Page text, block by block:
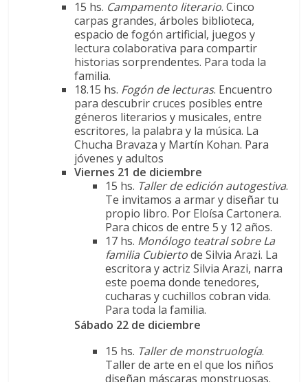
15 hs. Campamento literario. Cinco
carpas grandes, árboles biblioteca,
espacio de fogón artificial, juegos y
lectura colaborativa para compartir
historias sorprendentes. Para toda la
familia.
18.15 hs. Fogón de lecturas. Encuentro
para descubrir cruces posibles entre
géneros literarios y musicales, entre
escritores, la palabra y la música. La
Chucha Bravaza y Martín Kohan. Para
jóvenes y adultos
Viernes 21 de diciembre
15 hs. Taller de edición autogestiva.
Te invitamos a armar y diseñar tu
propio libro. Por Eloísa Cartonera.
Para chicos de entre 5 y 12 años.
17 hs. Monólogo teatral sobre La
familia Cubiertode Silvia Arazi. La
escritora y actriz Silvia Arazi, narra
este poema donde tenedores,
cucharas y cuchillos cobran vida.
Para toda la familia.
Sábado 22 de diciembre
15 hs. Taller de monstruología.
Taller de arte en el que los niños
diseñan máscaras monstruosas.